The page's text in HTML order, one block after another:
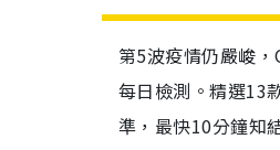
第5波疫情仍嚴峻
每日檢測。精選13
準，最快10分鐘知